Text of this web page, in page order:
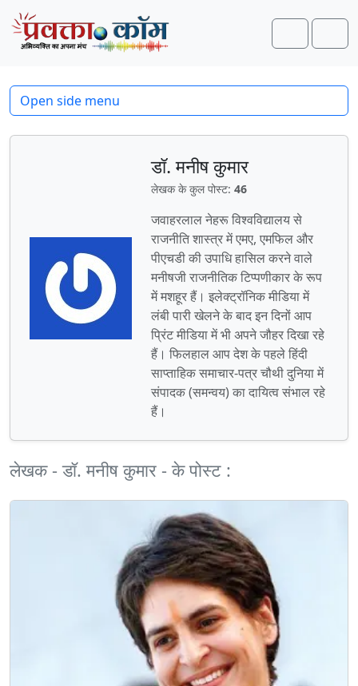
Skip to content
Skip to footer
Search
डॉ. मनीष कुमार
लेखक के कुल पोस्ट: 46
जवाहरलाल नेहरू विश्वविद्यालय से
राजनीति शास्त्र में एमए, एमफिल और
पीएचडी की उपाधि हासिल करने वाले
मनीषजी राजनीतिक टिप्‍पणीकार के रूप
में मशहूर हैं। इलेक्‍ट्रॉनिक मीडिया में
लंबी पारी खेलने के बाद इन दिनों आप
प्रिंट मीडिया में भी अपने जौहर दिखा रहे
हैं। फिलहाल आप देश के पहले हिंदी
साप्‍ताहिक समाचार-पत्र चौथी दुनिया में
संपादक (समन्वय) का दायित्व संभाल रहे
हैं।
लेखक - डॉ. मनीष कुमार - के पोस्ट :
Open side menu